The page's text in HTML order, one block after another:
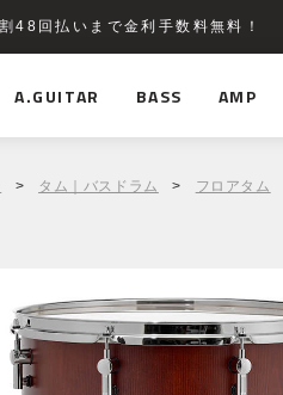
48回払いまで金利手数料無料！
A.GUITAR BASS AMP
> タム｜バスドラム > フロアタム